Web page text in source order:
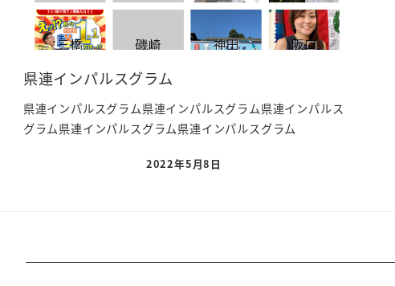
県連インパルスグラム
県連インパルスグラム県連インパルスグラム県連インパルス
グラム県連インパルスグラム県連インパルスグラム
2022年5月8日